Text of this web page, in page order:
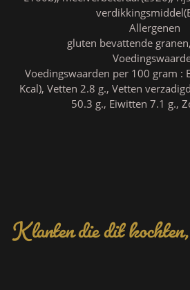
Allergenen
gluten bevattende
Voedingswaarden per 100 gram :
Kcal), Vetten 2.8 g., Vetten
50.3 g., Eiwitten 7.1 g.,
Klanten die dit